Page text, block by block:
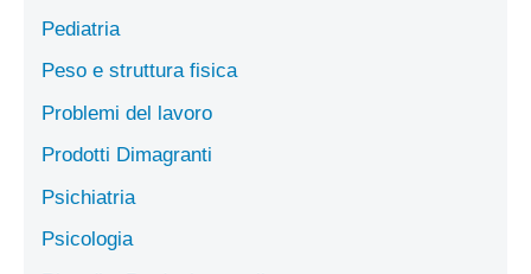
Pediatria
Peso e struttura fisica
Problemi del lavoro
Prodotti Dimagranti
Psichiatria
Psicologia